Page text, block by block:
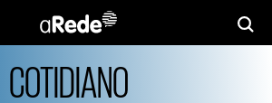
COTIDIANO